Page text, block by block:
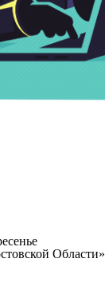
Области»